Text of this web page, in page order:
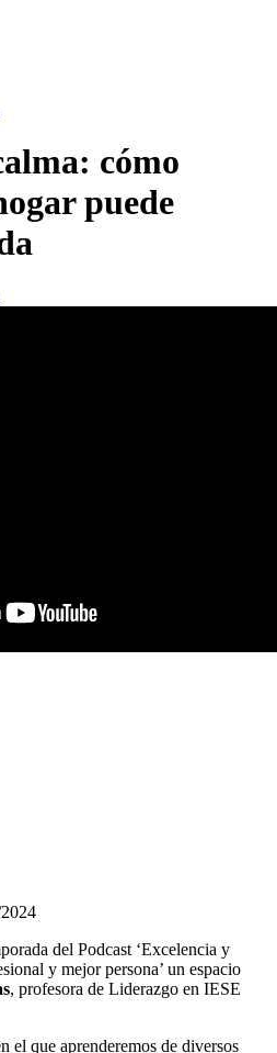
cómo
puede
del Podcast ‘Excelencia y
y mejor persona’ un espacio
, profesora de Liderazgo en IESE
el que aprenderemos de diversos